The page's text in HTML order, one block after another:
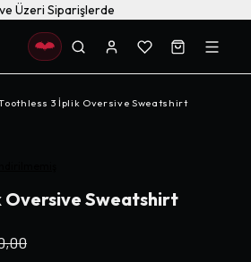
Üzeri Siparişlerde
3 İplik Oversive Sweatshirt
Oversive Sweatshirt